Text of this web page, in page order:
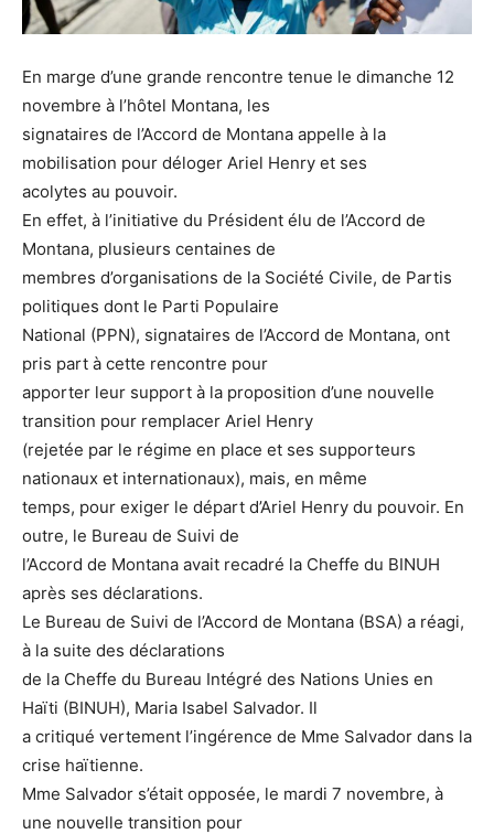
En marge d’une grande rencontre tenue le dimanche 12
novembre à l’hôtel Montana, les
signataires de l’Accord de Montana appelle à la
mobilisation pour déloger Ariel Henry et ses
acolytes au pouvoir.
En effet, à l’initiative du Président élu de l’Accord de
Montana, plusieurs centaines de
membres d’organisations de la Société Civile, de Partis
politiques dont le Parti Populaire
National (PPN), signataires de l’Accord de Montana, ont
pris part à cette rencontre pour
apporter leur support à la proposition d’une nouvelle
transition pour remplacer Ariel Henry
(rejetée par le régime en place et ses supporteurs
nationaux et internationaux), mais, en même
temps, pour exiger le départ d’Ariel Henry du pouvoir. En
outre, le Bureau de Suivi de
l’Accord de Montana avait recadré la Cheffe du BINUH
après ses déclarations.
Le Bureau de Suivi de l’Accord de Montana (BSA) a réagi,
à la suite des déclarations
de la Cheffe du Bureau Intégré des Nations Unies en
Haïti (BINUH), Maria Isabel Salvador. Il
a critiqué vertement l’ingérence de Mme Salvador dans la
crise haïtienne.
Mme Salvador s’était opposée, le mardi 7 novembre, à
une nouvelle transition pour